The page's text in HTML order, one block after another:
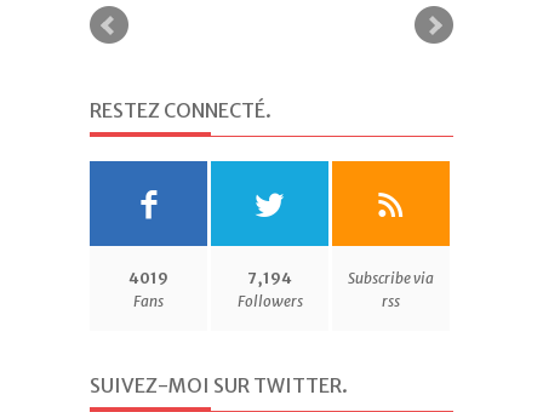
RESTEZ CONNECTÉ.
4019
Fans
7,194
Followers
Subscribe via
rss
SUIVEZ-MOI SUR TWITTER.